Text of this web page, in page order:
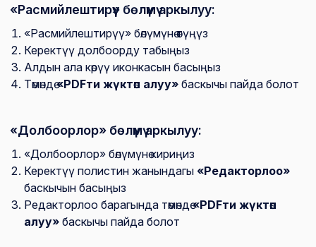
«Расмийлештирүү» бөлүмү аркылуу:
«Расмийлештирүү» бөлүмүнө өтүңүз
Керектүү долбоорду табыңыз
Алдын ала көрүү иконкасын басыңыз
Төмөндө«PDFти жүктөп алуу» баскычы пайда болот
«Долбоорлор» бөлүмү аркылуу:
«Долбоорлор» бөлүмүнө кириңиз
Керектүү полистин жанындагы «Редакторлоо»
баскычын басыңыз
Редакторлоо барагында төмөндө«PDFти жүктөп
алуу» баскычы пайда болот